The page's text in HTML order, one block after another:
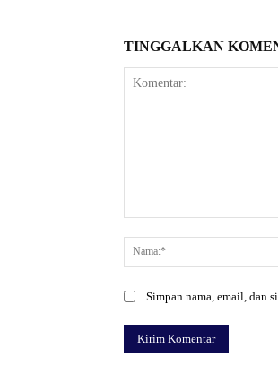
TINGGALKAN
Simpan nama, email, dan